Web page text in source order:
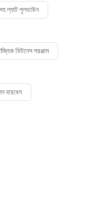
ল্যাট পুলডাউন
ফিটনেস সরঞ্জাম
বারবেল